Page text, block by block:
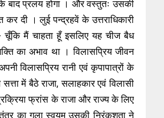
बाद प्रलय होगा । और वस्तुतः उसकी
कर दी । लुई पन्द्रहवें के उत्तराधिकारी
मैं चाहता हूँ इसलिए यह चीज बैध
का अभाव था । विलासप्रिय जीवन
विलासप्रिय रानी एवं कृपापात्रों के
में बैठे राजा, सलाहकार एवं विलासी
फ्रांस के राजा और राज्य के लिए
का गला स्वयम् उसकी निरंकुशता ने